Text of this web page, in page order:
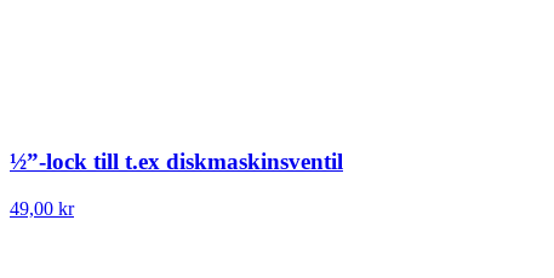
½”-lock till t.ex diskmaskinsventil
49,00 kr